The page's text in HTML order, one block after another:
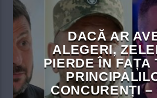
DACĂ AR
ALEGERI,
PIERDE ÎN FAȚA
CONCURENȚI